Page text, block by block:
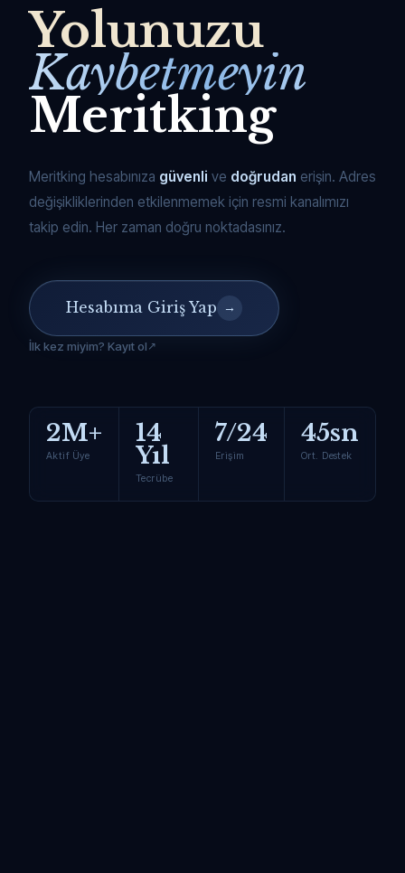
Yolunuzu
Kaybetmeyin
Meritking
Meritking hesabınıza güvenli ve doğrudan erişin. Adres
değişikliklerinden etkilenmemek için resmi kanalımızı
takip edin. Her zaman doğru noktadasınız.
Hesabıma Giriş Yap →
İlk kez miyim? Kayıt ol
2M+
Aktif Üye
14
Yıl
Tecrübe
7/24
Erişim
45sn
Ort. Destek